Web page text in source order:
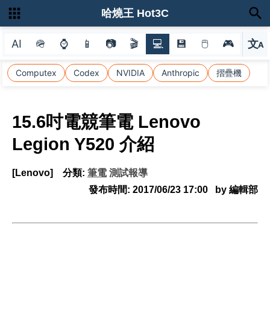
AI 🪖 ⌚ 📱 📷 🎬 💻 💾 🖱 🎮 文A
選
Computex Codex NVIDIA Anthropic 摺疊機
哈燒王 Hot3C
15.6吋電競筆電 Lenovo
Legion Y520 介紹
[Lenovo] 分類: 筆電 測試報導
發布時間: 2017/06/23 17:00 by 編輯部